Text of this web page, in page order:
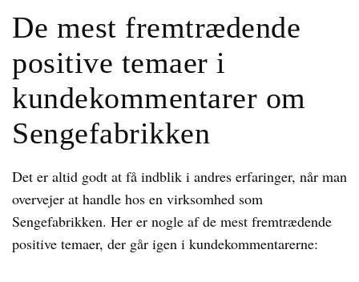
De mest fremtrædende
positive temaer i
kundekommentarer om
Sengefabrikken
Det er altid godt at få indblik i andres erfaringer, når man
overvejer at handle hos en virksomhed som
Sengefabrikken. Her er nogle af de mest fremtrædende
positive temaer, der går igen i kundekommentarerne: